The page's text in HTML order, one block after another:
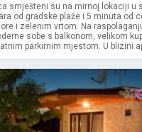
smješteni su na mirnoj lokaciji u
od gradske plaže i 5 minuta od
i zelenim vrtom. Na
sobe s balkonom, velikom
parkirnim mjestom. U blizini